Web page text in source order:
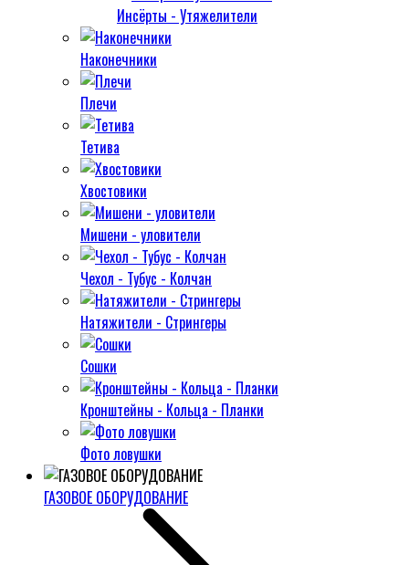
Инсёрты - Утяжелители
Наконечники
Плечи
Тетива
Хвостовики
Мишени - уловители
Чехол - Тубус - Колчан
Натяжители - Стрингеры
Сошки
Кронштейны - Кольца - Планки
Фото ловушки
ГАЗОВОЕ ОБОРУДОВАНИЕ